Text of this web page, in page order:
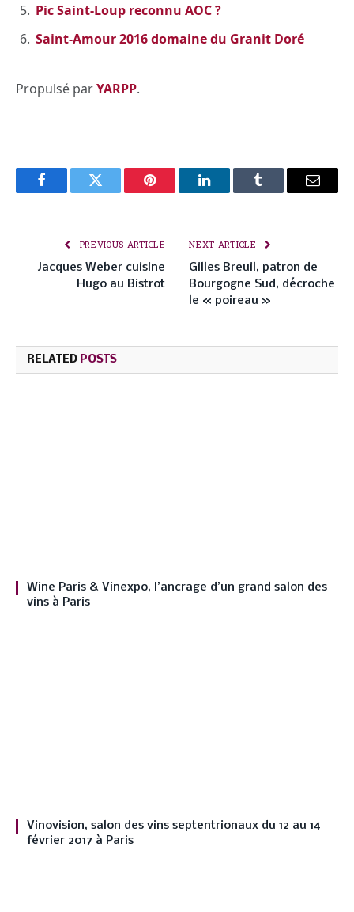
Pic Saint-Loup reconnu AOC ?
Saint-Amour 2016 domaine du Granit Doré
Propulsé parYARPP.
FacebookTwitter Pinterest LinkedInTumblr Email
PREVIOUS ARTICLE
Jacques Weber cuisine
Hugo au Bistrot
NEXT ARTICLE
Gilles Breuil, patron de
Bourgogne Sud, décroche
le « poireau »
RELATED POSTS
Wine Paris & Vinexpo, l’ancrage d’un grand salon des
vins à Paris
Vinovision, salon des vins septentrionaux du 12 au 14
février 2017 à Paris